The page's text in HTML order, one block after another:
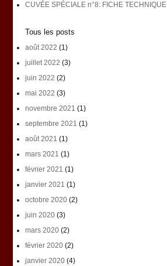
CUVÉE SPÉCIALE n°8: FICHE TECHNIQUE
Tous les posts
août 2022 (1)
juillet 2022 (3)
juin 2022 (2)
mai 2022 (3)
novembre 2021 (1)
septembre 2021 (1)
août 2021 (1)
mars 2021 (1)
février 2021 (1)
janvier 2021 (1)
octobre 2020(2)
juin 2020(3)
mars 2020(2)
février 2020(2)
janvier 2020(4)